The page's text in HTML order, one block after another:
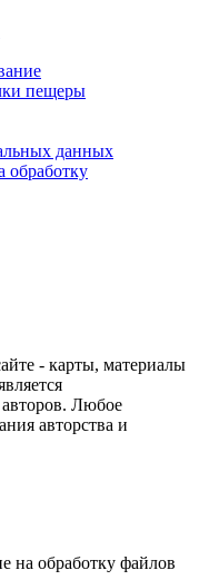
пещеры
данных
обработку
- карты, материалы
авторов. Любое
авторства и
на обработку файлов